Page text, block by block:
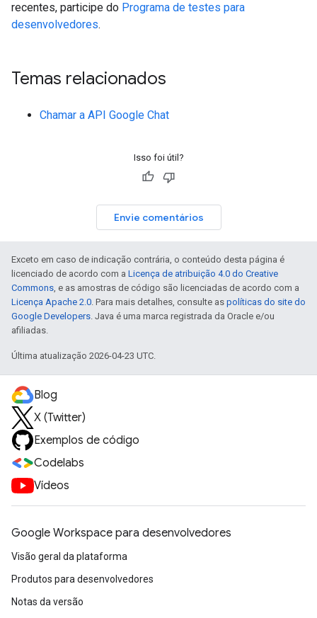
recentes, participe do Programa de testes para
desenvolvedores.
Temas relacionados
Chamar a API Google Chat
Isso foi útil?
Envie comentários
Exceto em caso de indicação contrária, o conteúdo desta página é
licenciado de acordo com a Licença de atribuição 4.0 do Creative
Commons, e as amostras de código são licenciadas de acordo com a
Licença Apache 2.0. Para mais detalhes, consulte as políticas do site do
Google Developers. Java é uma marca registrada da Oracle e/ou
afiliadas.
Última atualização 2026-04-23 UTC.
Blog
X (Twitter)
Exemplos de código
Codelabs
Vídeos
Google Workspace para desenvolvedores
Visão geral da plataforma
Produtos para desenvolvedores
Notas da versão